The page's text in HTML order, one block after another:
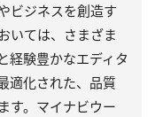
ビジネスを創造す
いては、さまざま
経験豊かなエディタ
適化された、品質
す。マイナビウー